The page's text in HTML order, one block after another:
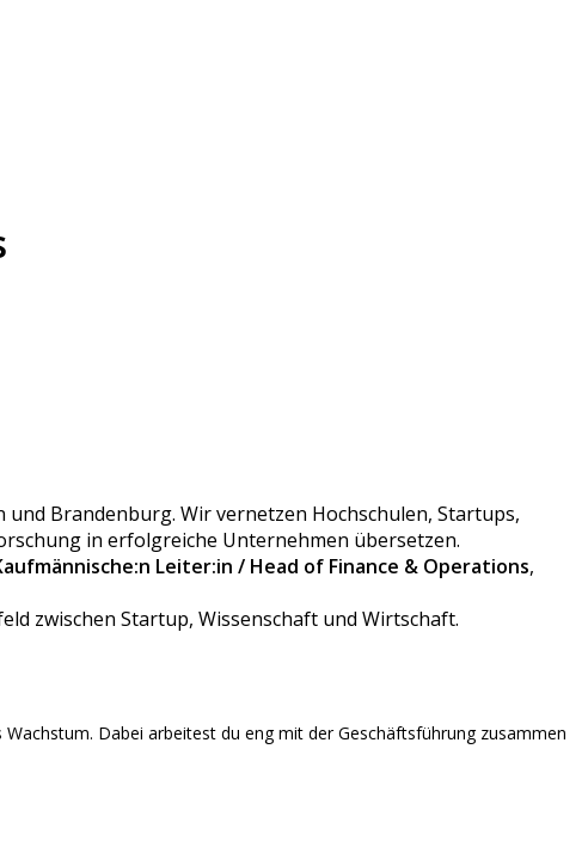
Brandenburg. Wir vernetzen Hochschulen, Startups,
in erfolgreiche Unternehmen übersetzen.
Leiter:in / Head of Finance & Operations,
zwischen Startup, Wissenschaft und Wirtschaft.
Dabei arbeitest du eng mit der Geschäftsführung zusammen